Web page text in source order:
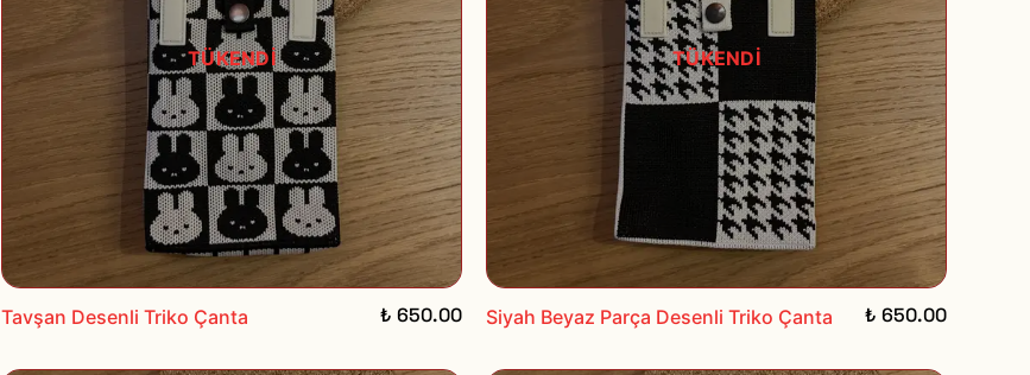
TÜKENDİ
Tavşan Desenli Triko Çanta ₺ 650.00
TÜKENDİ
Siyah Beyaz Parça Desenli Triko Çanta ₺ 650.00